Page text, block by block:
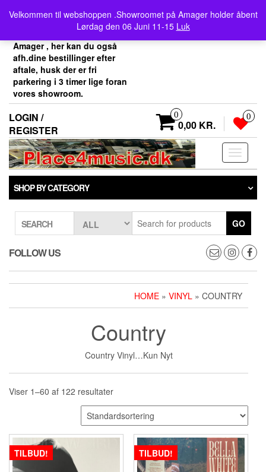
content
Velkommen til webshoppen .Showroomet på Amager holder åbent
Lørdag den 06 Juni 11-15 Luk
Velkommen her i
Place4music`s webshop .
Vores showroom ligger på
Amager , her kan du også
afh.dine bestillinger efter
aftale, husk der er fri
parkering i 3 timer lige foran
vores showroom.
LOGIN /
REGISTER
0
0,00 KR.
0
Toggle
SHOP BY CATEGORY
SEARCH GO
FOLLOW US
HOME » VINYL » COUNTRY
Country
Country Vinyl…Kun Nyt
Viser 1–60 af 122 resultater
TILBUD! TILBUD!